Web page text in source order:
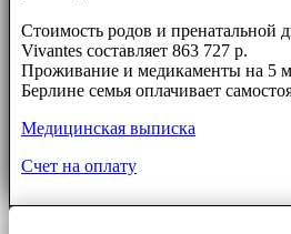
Стоимость родов и пренатальной
Vivantes составляет 863 727 р.
Проживание и медикаменты на 5
Берлине семья оплачивает
Медицинская выписка
Счет на оплату